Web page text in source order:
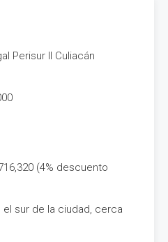
Perisur II Culiacán
(4% descuento
sur de la ciudad, cerca